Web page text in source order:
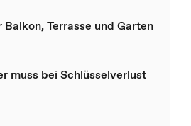
Balkon, Terrasse und Garten
muss bei Schlüsselverlust